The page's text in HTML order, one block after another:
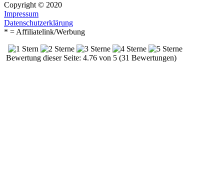
Copyright © 2020
Impressum
Datenschutzerklärung
* = Affiliatelink/Werbung
Bewertung dieser Seite: 4.76 von 5 (31 Bewertungen)